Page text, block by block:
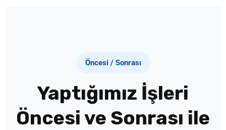
Öncesi / Sonrası
Yaptığımız İşleri
Öncesi ve Sonrası ile